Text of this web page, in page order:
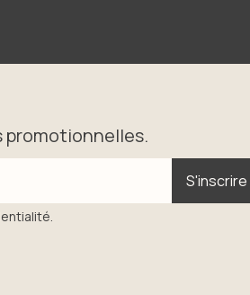
promotionnelles.
S'inscrire
S'inscrire